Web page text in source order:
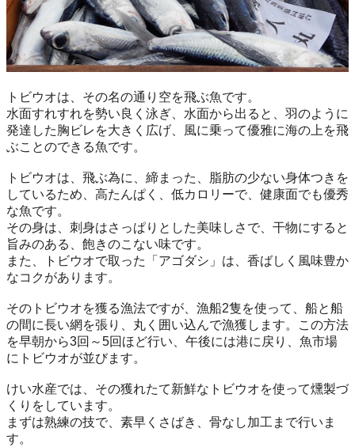
トビウオは、その名の通り空を飛ぶ魚です。
水面すれすれを勢い良く泳ぎ、水面から出ると、羽のように
発達した胸ビレを大きく広げ、風に乗って優雅に海の上を飛
ぶことのできる魚です。
トビウオは、飛ぶ為に、締まった、脂肪の少ない身体つきを
しているため、高たんぱく、低カロリーで、健康面でも優秀
な魚です。
その身は、刺身はさっぱりとした美味しさで、干物にすると
旨みのある、飽きのこない味です。
また、トビウオで取った「アゴダシ」は、香ばしく風味豊か
なコクがあります。
そのトビウオを獲る漁法ですが、漁船2隻を使って、船と船
の間に長い網を張り、丸く囲い込んで漁獲します。この方法
を早朝から3回～5回ほど行い、午後には港に戻り、魚市場
にトビウオが並びます。
けい水産では、その獲れたて新鮮なトビウオを使って燻製づ
くりをしています。
まずは熟練の技で、素早くさばき、骨なし加工まで行いま
す。